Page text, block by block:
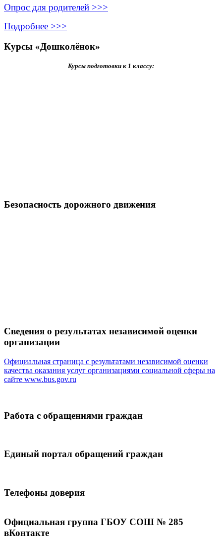
Опрос для родителей >>>
Подробнее >>>
Курсы «Дошколёнок»
Курсы подготовки к 1 классу:
Безопасность дорожного движения
Сведения о результатах независимой оценки
организации
Официальная страница с результатами независимой оценки
качества оказания услуг организациями социальной сферы на
сайте www.bus.gov.ru
Работа с обращениями граждан
Единый портал обращений граждан
Телефоны доверия
Официальная группа ГБОУ СОШ № 285
вКонтакте